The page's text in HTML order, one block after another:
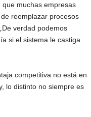
muchas empresas
reemplazar procesos
verdad podemos
si el sistema le castiga
competitiva no está en
lo distinto no siempre es